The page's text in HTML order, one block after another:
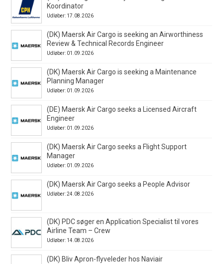
Koordinator
Udløber: 17.08.2026
(DK) Maersk Air Cargo is seeking an Airworthiness
Review & Technical Records Engineer
Udløber: 01.09.2026
(DK) Maersk Air Cargo is seeking a Maintenance
Planning Manager
Udløber: 01.09.2026
(DE) Maersk Air Cargo seeks a Licensed Aircraft
Engineer
Udløber: 01.09.2026
(DK) Maersk Air Cargo seeks a Flight Support
Manager
Udløber: 01.09.2026
(DK) Maersk Air Cargo seeks a People Advisor
Udløber: 24.08.2026
(DK) PDC søger en Application Specialist til vores
Airline Team – Crew
Udløber: 14.08.2026
(DK) Bliv Apron-flyveleder hos Naviair